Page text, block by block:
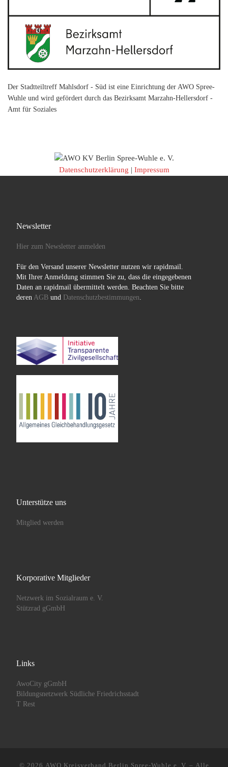
Der Stadtteiltreff Mahlsdorf - Süd ist eine Einrichtung der AWO Spree-
Wuhle und wird gefördert durch das Bezirksamt Marzahn-Hellersdorf -
Amt für Soziales
Datenschutzerklärung | Impressum
Newsletter
Hier zum Newsletter anmelden
Für den Versand unserer Newsletter nutzen wir rapidmail.
Mit Ihrer Anmeldung stimmen Sie zu, dass die eingegebenen
Daten an rapidmail übermittelt werden. Beachten Sie bitte
deren AGBund Datenschutzbestimmungen
Unterstütze uns
Mitglied werden
Korporative Mitglieder
Netzwerk im Sozialraum e. V.
Stützrad gGmbH
Links
AwoCity gGmbH
Bildungsnetzwerk Südliche Friedrichsstadt
T Rest
© 2026 AWO Kreisverband Berlin Spree-Wuhle e. V. – Alle